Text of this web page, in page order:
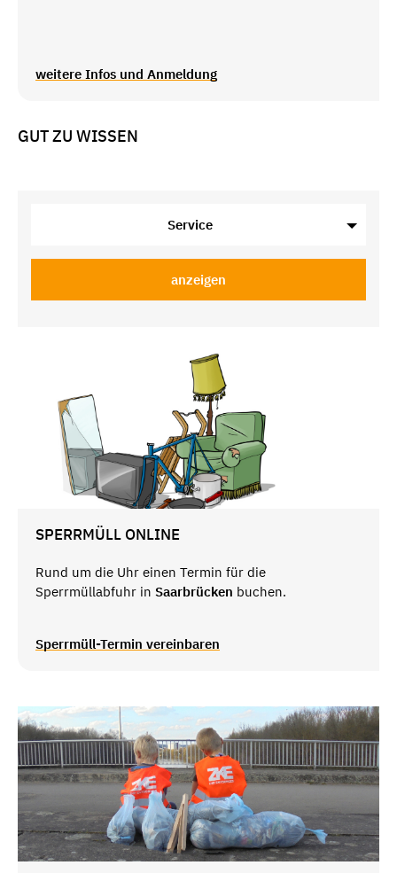
weitere Infos und Anmeldung
GUT ZU WISSEN
Service
anzeigen
SPERRMÜLL ONLINE
Rund um die Uhr einen Termin für die
Sperrmüllabfuhr in Saarbrücken buchen.
Sperrmüll-Termin vereinbaren